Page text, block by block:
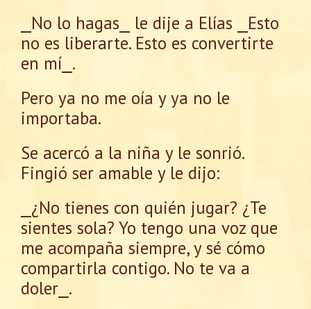
⎯No lo hagas⎯ le dije a Elías ⎯Esto
no es liberarte. Esto es convertirte
en mí⎯.
Pero ya no me oía y ya no le
importaba.
Se acercó a la niña y le sonrió.
Fingió ser amable y le dijo:
⎯¿No tienes con quién jugar? ¿Te
sientes sola? Yo tengo una voz que
me acompaña siempre, y sé cómo
compartirla contigo. No te va a
doler⎯.